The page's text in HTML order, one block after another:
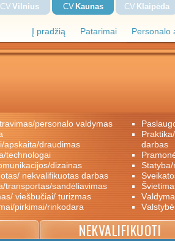
Į pradžią Patarimai Personalo
CV Vilnius CV Kaunas CV Klaipėda
personalo valdymas
apskaita/draudimas
technologai
dizainas
nekvalifikuotas darbas
transportas/sandėliavimas
viešbučiai/ turizmas
pirkimai/rinkodara
praktika/savanoriškas darbas/papildomas
darbas
NEKVALIFIKUOTI